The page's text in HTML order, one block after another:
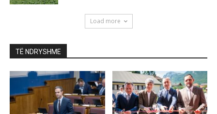
Load more
TË NDRYSHME